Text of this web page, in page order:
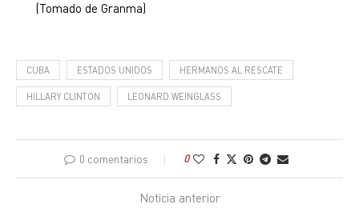
(Tomado de Granma)
CUBA ESTADOS UNIDOS HERMANOS AL RESCATE
HILLARY CLINTON LEONARD WEINGLASS
0 comentarios 0
Noticia anterior